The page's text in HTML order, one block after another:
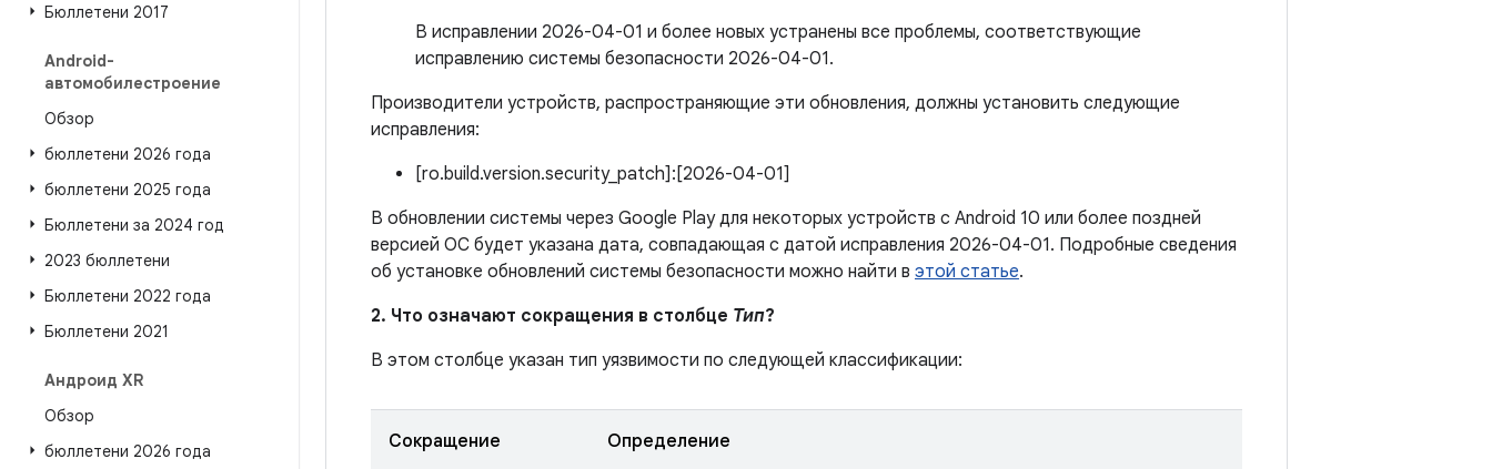
Бюллетени 2017
Android-
автомобилестроение
Обзор
бюллетени 2026 года
бюллетени 2025 года
Бюллетени за 2024 год
2023 бюллетени
Бюллетени 2022 года
Бюллетени 2021
Андроид XR
Обзор
бюллетени 2026 года
В исправлении 2026-04-01 и более новых устранены все проблемы, соответствующие
исправлению системы безопасности 2026-04-01.
Производители устройств, распространяющие эти обновления, должны установить следующие
исправления:
[ro.build.version.security_patch]:[2026-04-01]
В обновлении системы через Google Play для некоторых устройств с Android 10 или более поздней
версией ОС будет указана дата, совпадающая с датой исправления 2026-04-01. Подробные сведения
об установке обновлений системы безопасности можно найти в этой статье.
2. Что означают сокращения в столбце Тип?
В этом столбце указан тип уязвимости по следующей классификации:
Сокращение Определение